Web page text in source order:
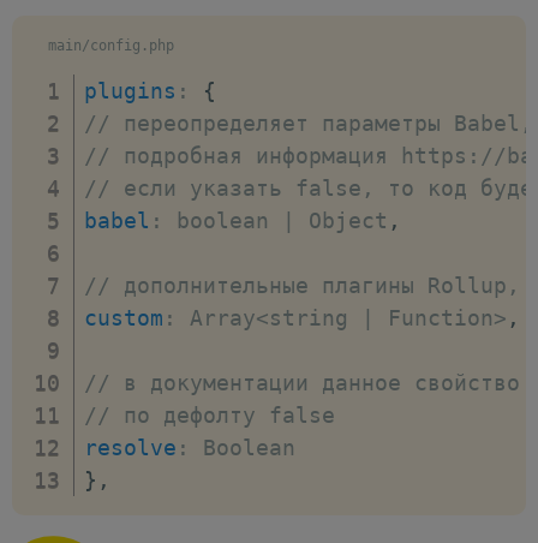
main/config.php
plugins :
{
// переопределяет параметры
// подробная информация https://
// если указать false, то код
babel : boolean Object ,
// дополнительные плагины Rollup,
custom : Array<string Function> ,
// в документации данное свойство
// по дефолту false
resolve :
} ,